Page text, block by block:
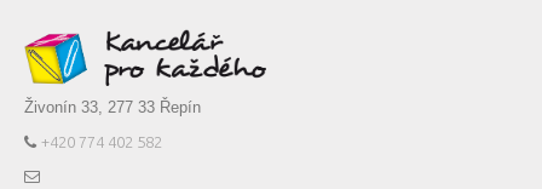
Živonín 33, 277 33 Řepín
+420 774 402 582